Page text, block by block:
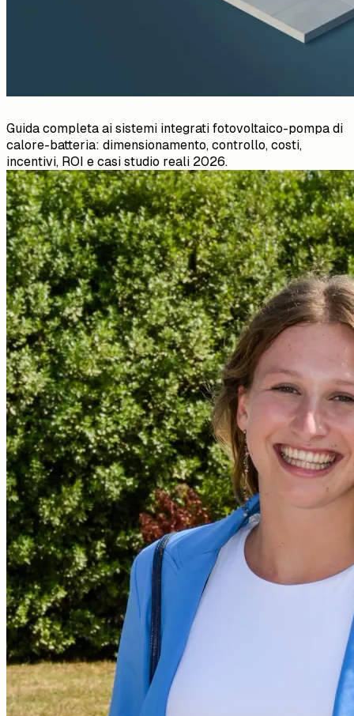
Guida completa ai sistemi integrati fotovoltaico-pompa di
calore-batteria: dimensionamento, controllo, costi,
incentivi, ROI e casi studio reali 2026.